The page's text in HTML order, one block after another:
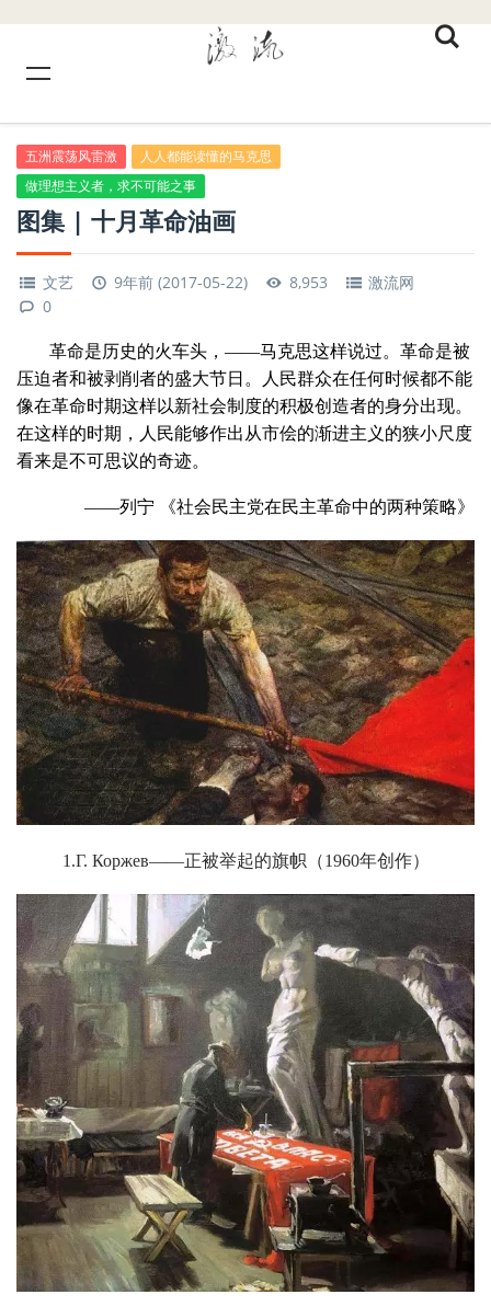
五洲震荡风雷激
人人都能读懂的马克思
做理想主义者，求不可能之事
图集 | 十月革命油画
文艺 9年前 (2017-05-22) 8,953
激流网
0
革命是历史的火车头，——马克思这样说过。革命是被
压迫者和被剥削者的盛大节日。人民群众在任何时候都不能
像在革命时期这样以新社会制度的积极创造者的身分出现。
在这样的时期，人民能够作出从市侩的渐进主义的狭小尺度
看来是不可思议的奇迹。
——列宁 《社会民主党在民主革命中的两种策略》
1.Г. Коржев——正被举起的旗帜（1960年创作）